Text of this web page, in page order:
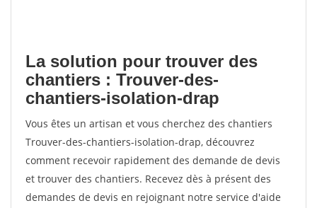
La solution pour trouver des
chantiers : Trouver-des-
chantiers-isolation-drap
Vous êtes un artisan et vous cherchez des chantiers
Trouver-des-chantiers-isolation-drap, découvrez
comment recevoir rapidement des demande de devis
et trouver des chantiers. Recevez dès à présent des
demandes de devis en rejoignant notre service d'aide